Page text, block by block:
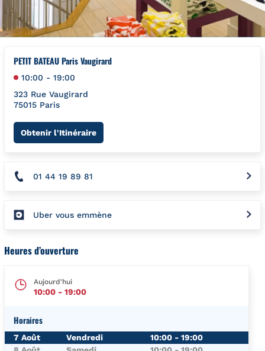
PETIT BATEAU Paris Vaugirard
10:00 - 19:00
323 Rue Vaugirard
75015 Paris
Obtenir l'ItinéraireLink Opens in New Tab
01 44 19 89 81
Uber vous emmène
Heures d’ouverture
Aujourd'hui
10:00 - 19:00
Horaires
Jour de la SemaineHoraires
7 Août Vendredi 10:00 - 19:00